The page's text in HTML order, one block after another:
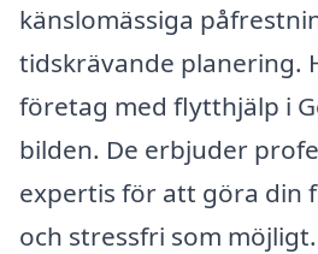
känslomässiga
tidskrävande planering.
företag med flytthjälp i
bilden. De erbjuder
expertis för att göra din
och stressfri som möjligt.